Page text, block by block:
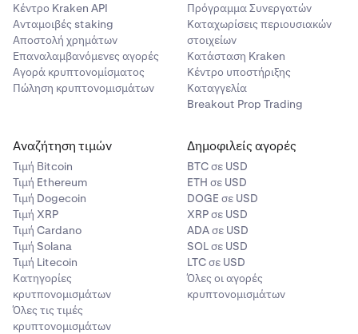
Κέντρο Kraken API
Ανταμοιβές staking
Αποστολή χρημάτων
Επαναλαμβανόμενες αγορές
Αγορά κρυπτονομίσματος
Πώληση κρυπτονομισμάτων
Πρόγραμμα Συνεργατών
Καταχωρίσεις περιουσιακών
στοιχείων
Κατάσταση Kraken
Κέντρο υποστήριξης
Καταγγελία
Breakout Prop Trading
Αναζήτηση τιμών
Τιμή Βitcoin
Τιμή Ethereum
Τιμή Dogecoin
Τιμή XRP
Τιμή Cardano
Τιμή Solana
Τιμή Litecoin
Κατηγορίες
κρυτπονομισμάτων
Όλες τις τιμές
κρυπτονομισμάτων
Δημοφιλείς αγορές
BTC σε USD
ETH σε USD
DOGE σε USD
XRP σε USD
ADA σε USD
SOL σε USD
LTC σε USD
Όλες οι αγορές
κρυπτονομισμάτων